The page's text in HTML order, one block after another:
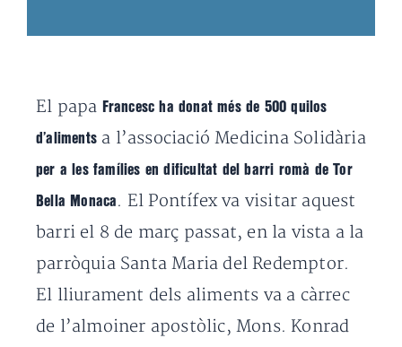
El papa Francesc ha donat més de 500 quilos
d’aliments a l’associació Medicina Solidària
per a les famílies en dificultat del barri romà de Tor
Bella Monaca . El Pontífex va visitar aquest
barri el 8 de març passat, en la vista a la
parròquia Santa Maria del Redemptor.
El lliurament dels aliments va a càrrec
de l’almoiner apostòlic, Mons. Konrad